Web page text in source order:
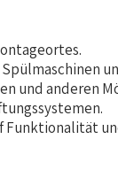
und anderen